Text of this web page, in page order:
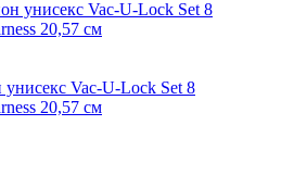
Vac-U-Lock Set 8
20,57 см